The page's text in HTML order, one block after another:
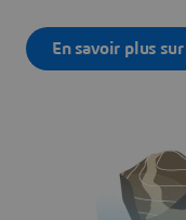
En savoir plus